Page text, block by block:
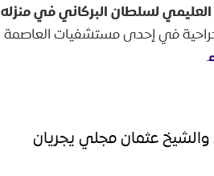
لسلطان البركاني في منزله
في إحدى مستشفيات العاصمة
.
عثمان مجلي يجريان